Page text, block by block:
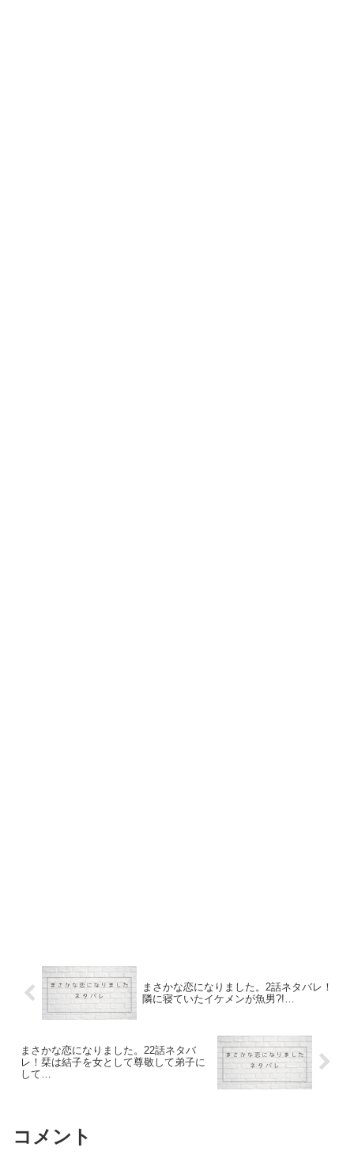
まさかな恋になりました。2話ネタバレ！
隣に寝ていたイケメンが魚男?!…
まさかな恋になりました。22話ネタバ
レ！栞は結子を女として尊敬して弟子に
して…
コメント